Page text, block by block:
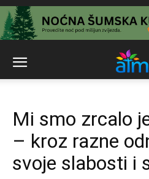
Mi smo zrcalo
– kroz razne
svoje slabosti i